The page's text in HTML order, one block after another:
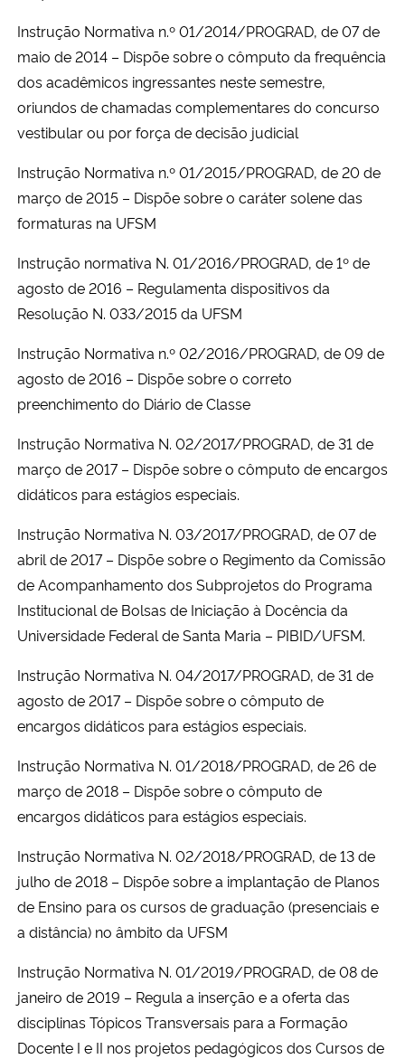
Instrução Normativa n.º 01/2014/PROGRAD, de 07 de
maio de 2014 – Dispõe sobre o cômputo da frequência
dos acadêmicos ingressantes neste semestre,
oriundos de chamadas complementares do concurso
vestibular ou por força de decisão judicial
Instrução Normativa n.º 01/2015/PROGRAD, de 20 de
março de 2015 – Dispõe sobre o caráter solene das
formaturas na UFSM
Instrução normativa N. 01/2016/PROGRAD, de 1º de
agosto de 2016 – Regulamenta dispositivos da
Resolução N. 033/2015 da UFSM
Instrução Normativa n.º 02/2016/PROGRAD, de 09 de
agosto de 2016 – Dispõe sobre o correto
preenchimento do Diário de Classe
Instrução Normativa N. 02/2017/PROGRAD, de 31 de
março de 2017 – Dispõe sobre o cômputo de encargos
didáticos para estágios especiais.
Instrução Normativa N. 03/2017/PROGRAD, de 07 de
abril de 2017 – Dispõe sobre o Regimento da Comissão
de Acompanhamento dos Subprojetos do Programa
Institucional de Bolsas de Iniciação à Docência da
Universidade Federal de Santa Maria – PIBID/UFSM.
Instrução Normativa N. 04/2017/PROGRAD, de 31 de
agosto de 2017 – Dispõe sobre o cômputo de
encargos didáticos para estágios especiais.
Instrução Normativa N. 01/2018/PROGRAD, de 26 de
março de 2018 – Dispõe sobre o cômputo de
encargos didáticos para estágios especiais.
Instrução Normativa N. 02/2018/PROGRAD, de 13 de
julho de 2018 – Dispõe sobre a implantação de Planos
de Ensino para os cursos de graduação (presenciais e
a distância) no âmbito da UFSM
Instrução Normativa N. 01/2019/PROGRAD, de 08 de
janeiro de 2019 – Regula a inserção e a oferta das
disciplinas Tópicos Transversais para a Formação
Docente I e II nos projetos pedagógicos dos Cursos de